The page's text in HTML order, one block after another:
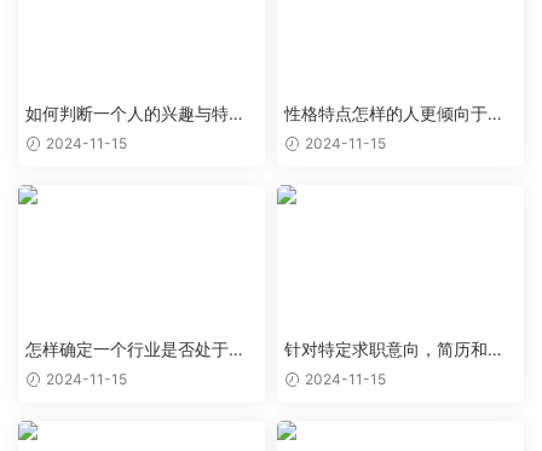
如何判断一个人的兴趣与特定
职业能够完美结合
2024-11-15
性格特点怎样的人更倾向于特
定类型的工作岗位
2024-11-15
怎样确定一个行业是否处于上
升阶段，值得作为求职目标
2024-11-15
针对特定求职意向，简历和求
职信应该如何优化
2024-11-15